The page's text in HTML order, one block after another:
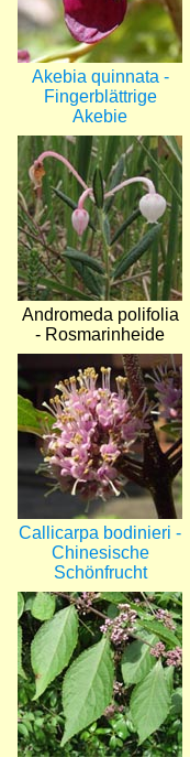
Akebia quinnata -
Fingerblättrige
Akebie
Bild
Andromeda polifolia
- Rosmarinheide
Bild
Callicarpa bodinieri -
Chinesische
Schönfrucht
Bild